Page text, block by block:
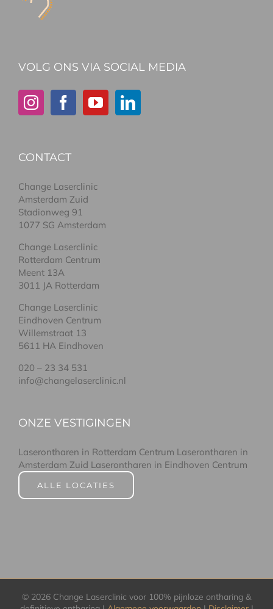
VOLG ONS VIA SOCIAL MEDIA
CONTACT
Change Laserclinic
Amsterdam Zuid
Stadionweg 91
1077 SG Amsterdam
Change Laserclinic
Rotterdam Centrum
Meent 13A
3011 JA Rotterdam
Change Laserclinic
Eindhoven Centrum
Willemstraat 13
5611 HA Eindhoven
020 – 23 34 531
info@changelaserclinic.nl
ONZE VESTIGINGEN
Laserontharen in Rotterdam Centrum Laserontharen in
Amsterdam Zuid Laserontharen in Eindhoven Centrum
ALLE LOCATIES
© 2026 Change Laserclinic voor 100% pijnloze ontharing &